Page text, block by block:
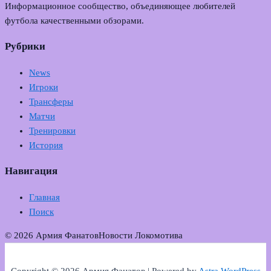
Информационное сообщество, объединяющее любителей
футбола качественными обзорами.
Рубрики
News
Игроки
Трансферы
Матчи
Тренировки
История
Навигация
Главная
Поиск
© 2026 Армия ФанатовНовости Локомотива